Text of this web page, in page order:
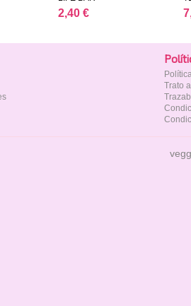
2,40 €
Trato